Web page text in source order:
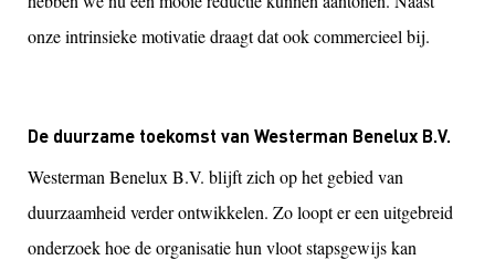
onze intrinsieke motivatie draagt dat ook commercieel bij.
De duurzame toekomst van Westerman Benelux B.V.
Westerman Benelux B.V. blijft zich op het gebied van
duurzaamheid verder ontwikkelen. Zo loopt er een uitgebreid
onderzoek hoe de organisatie hun vloot stapsgewijs kan